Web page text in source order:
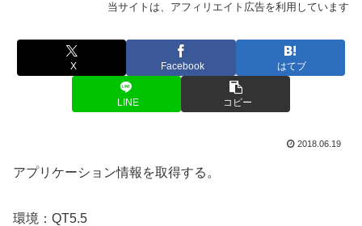
当サイトは、アフィリエイト広告を利用しています
X Facebook はてブ
LINE コピー
2018.06.19
アプリケーション情報を取得する。
環境：QT5.5